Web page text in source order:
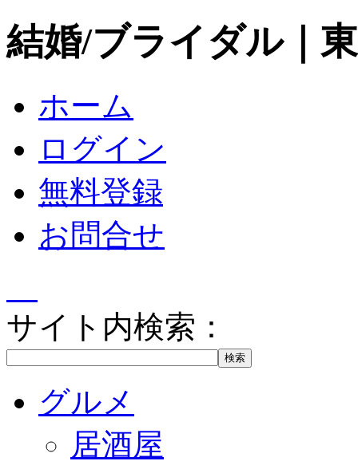
結婚/ブライダル｜
ホーム
ログイン
無料登録
お問合せ
サイト内検索：
グルメ
居酒屋